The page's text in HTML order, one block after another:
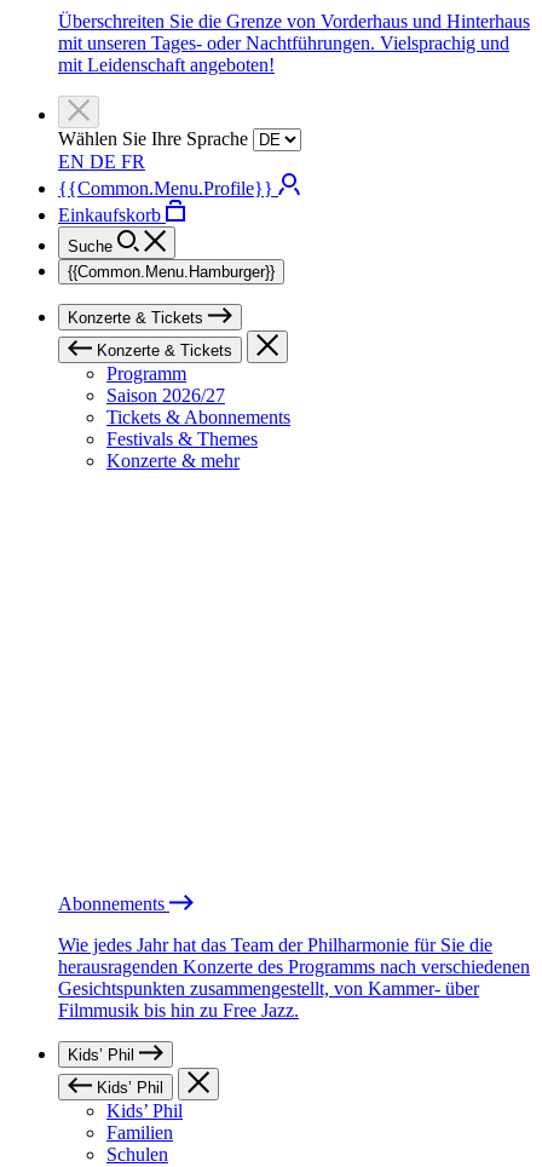
Überschreiten Sie die Grenze von Vorderhaus und Hinterhaus
mit unseren Tages- oder Nachtführungen. Vielsprachig und
mit Leidenschaft angeboten!
Wählen Sie Ihre Sprache
EN DE FR
{{Common.Menu.Profile}}
Einkaufskorb
Suche
{{Common.Menu.Hamburger}}
Konzerte & Tickets
Konzerte & Tickets
Programm
Saison 2026/27
Tickets & Abonnements
Festivals & Themes
Konzerte & mehr
Abonnements
Wie jedes Jahr hat das Team der Philharmonie für Sie die
herausragenden Konzerte des Programms nach verschiedenen
Gesichtspunkten zusammengestellt, von Kammer- über
Filmmusik bis hin zu Free Jazz.
Kids’ Phil
Kids’ Phil
Kids’ Phil
Familien
Schulen